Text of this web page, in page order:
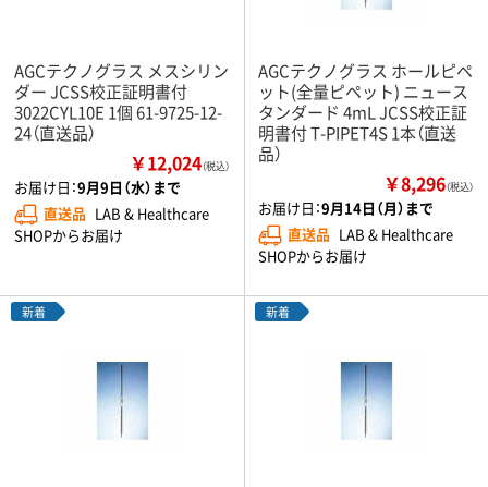
AGCテクノグラス メスシリン
ダー JCSS校正証明書付
3022CYL10E 1個 61-9725-12-
24（直送品）
￥12,024（税込）
お届け日：9月9日（水）まで
直送品 LAB & Healthcare
SHOPからお届け
AGCテクノグラス ホールピペ
ット(全量ピペット) ニュース
タンダード 4mL JCSS校正証
明書付 T-PIPET4S 1本（直送
品）
￥8,296（税込）
お届け日：9月14日（月）まで
直送品 LAB & Healthcare
SHOPからお届け
新着 新着